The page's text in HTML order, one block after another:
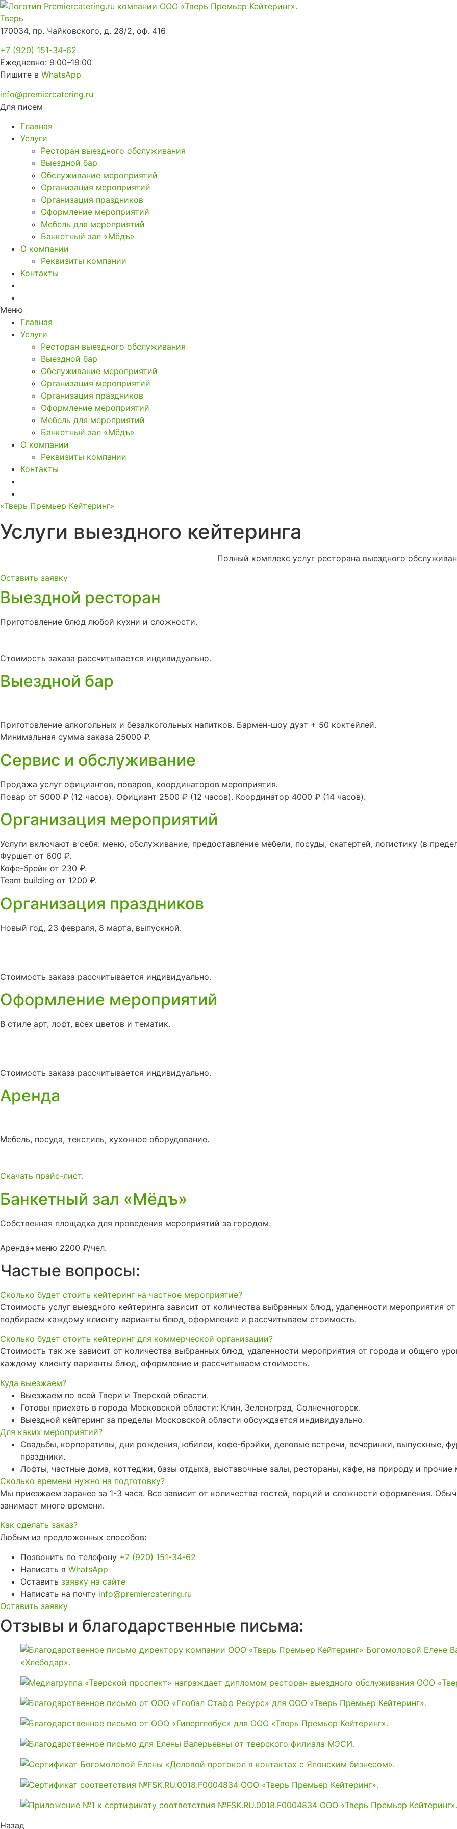
Тверь
170034, пр. Чайковского, д. 28/2, оф. 416
+7 (920) 151-34-62
Ежедневно: 9:00–19:00
Пишите в WhatsApp
info@premiercatering.ru
Для писем
Главная
Услуги
Ресторан выездного обслуживания
Выездной бар
Обслуживание мероприятий
Организация мероприятий
Организация праздников
Оформление мероприятий
Мебель для мероприятий
Банкетный зал «Мёдъ»
О компании
Реквизиты компании
Контакты
Меню
Главная
Услуги
Ресторан выездного обслуживания
Выездной бар
Обслуживание мероприятий
Организация мероприятий
Организация праздников
Оформление мероприятий
Мебель для мероприятий
Банкетный зал «Мёдъ»
О компании
Реквизиты компании
Контакты
«Тверь Премьер Кейтеринг»
Услуги выездного кейтеринга
Полный комплекс услуг ресторана выездного
Оставить заявку
Выездной ресторан
Приготовление блюд любой кухни и сложности.
Стоимость заказа рассчитывается индивидуально.
Выездной бар
Приготовление алкогольных и безалкогольных напитков. Бармен-шоу дуэт + 50 коктейлей.
Минимальная сумма заказа 25000 ₽.
Сервис и обслуживание
Продажа услуг официантов, поваров, координаторов мероприятия.
Повар от 5000 ₽ (12 часов). Официант 2500 ₽ (12 часов). Координатор 4000 ₽ (14 часов).
Организация мероприятий
Услуги включают в себя: меню, обслуживание, предоставление мебели, посуды, скатертей, логистику (в
Фуршет от 600 ₽.
Кофе-брейк от 230 ₽.
Team building от 1200 ₽.
Организация праздников
Новый год, 23 февраля, 8 марта, выпускной.
Стоимость заказа рассчитывается индивидуально.
Оформление мероприятий
В стиле арт, лофт, всех цветов и тематик.
Стоимость заказа рассчитывается индивидуально.
Аренда
Мебель, посуда, текстиль, кухонное оборудование.
Скачать прайс-лист.
Банкетный зал «Мёдъ»
Собственная площадка для проведения мероприятий за городом.
Аренда+меню 2200 ₽/чел.
Частые вопросы:
Сколько будет стоить кейтеринг на частное мероприятие?
Стоимость услуг выездного кейтеринга зависит от количества выбранных блюд, удаленности мероприятия
подбираем каждому клиенту варианты блюд, оформление и рассчитываем стоимость.
Сколько будет стоить кейтеринг для коммерческой организации?
Стоимость так же зависит от количества выбранных блюд, удаленности мероприятия от города и общего
каждому клиенту варианты блюд, оформление и рассчитываем стоимость.
Куда выезжаем?
Выезжаем по всей Твери и Тверской области.
Готовы приехать в города Московской области: Клин, Зеленоград, Солнечногорск.
Выездной кейтеринг за пределы Московской области обсуждается индивидуально.
Для каких мероприятий?
Свадьбы, корпоративы, дни рождения, юбилеи, кофе-брэйки, деловые встречи, вечеринки, выпускные,
праздники.
Лофты, частные дома, коттеджи, базы отдыха, выставочные залы, рестораны, кафе, на природу и прочие
Сколько времени нужно на подготовку?
Мы приезжаем заранее за 1-3 часа. Все зависит от количества гостей, порций и сложности оформления.
занимает много времени.
Как сделать заказ?
Любым из предложенных способов:
Позвонить по телефону +7 (920) 151-34-62
Написать в WhatsApp
Оставить заявку на сайте
Написать на почту info@premiercatering.ru
Оставить заявку
Отзывы и благодарственные письма:
Назад